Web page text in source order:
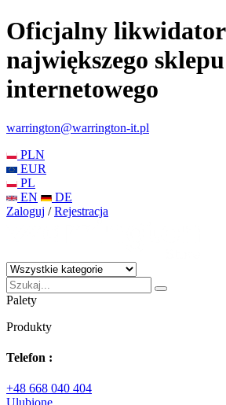
Oficjalny likwidator
największego sklepu
internetowego
warrington@warrington-it.pl
PLN
EUR
PL
EN
DE
Zaloguj / Rejestracja
Palety
Produkty
Telefon :
+48 668 040 404